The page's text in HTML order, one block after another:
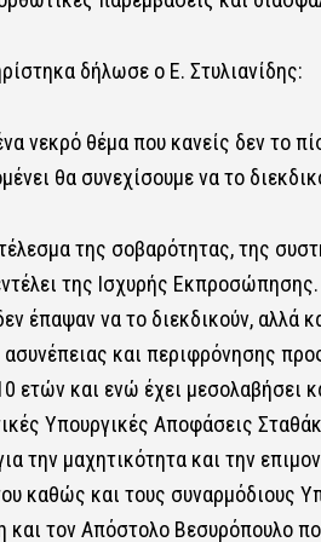
δήλωσε ο Ε. Στυλιανίδης:
νεκρό θέμα που κανείς δεν το
θα συνεχίσουμε να το
της σοβαρότητας, της
της Ισχυρής
έπαψαν να το διεκδικούν, αλλά
και περιφρόνησης
ετών και ενώ έχει μεσολαβήσει
Υπουργικές Αποφάσεις
την μαχητικότητα και την
καθώς και τους συναρμόδιους
και τον Απόστολο Βεσυρόπουλο